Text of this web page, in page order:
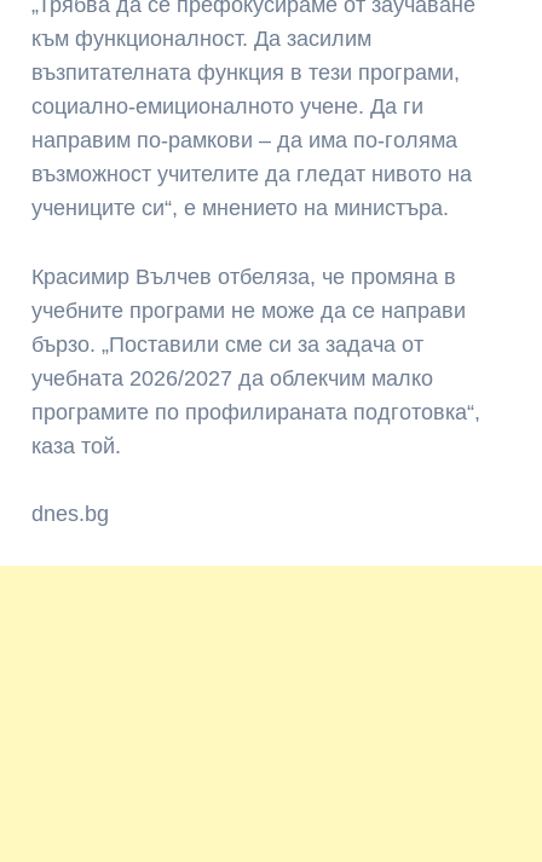
към функционалност. Да засилим
възпитателната функция в тези програми,
социално-емиционалното учене. Да ги
направим по-рамкови – да има по-голяма
възможност учителите да гледат нивото на
учениците си“, е мнението на министъра.
Красимир Вълчев отбеляза, че промяна в
учебните програми не може да се направи
бързо. „Поставили сме си за задача от
учебната 2026/2027 да облекчим малко
програмите по профилираната подготовка“,
каза той.
dnes.bg